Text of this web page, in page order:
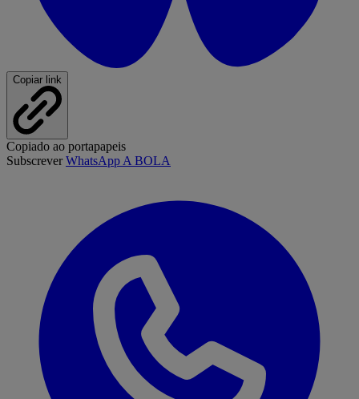
Copiar link
Copiado ao portapapeis
SubscreverWhatsApp A BOLA